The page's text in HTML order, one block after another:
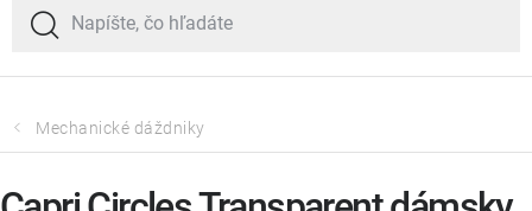
Slnečníky
Polstre a sedáky
Mechanické dáždniky